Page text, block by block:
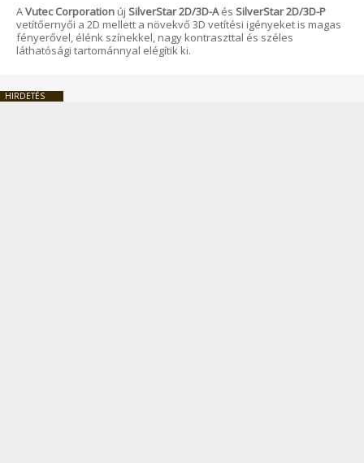
AVutec Corporation új SilverStar 2D/3D-Aés SilverStar 2D/3D-P
vetítőernyői a 2D mellett a növekvő 3D vetítési igényeket is magas
fényerővel, élénk színekkel, nagy kontraszttal és széles
láthatósági tartománnyal elégítik ki.
HIRDETÉS